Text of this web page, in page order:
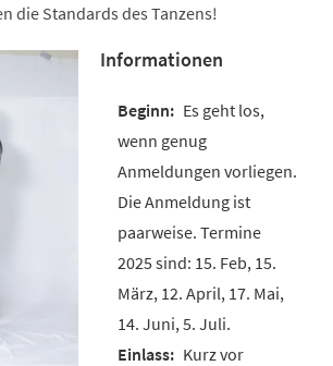
die Standards des Tanzens!
Informationen
Es geht los,
wenn genug
Anmeldungen vorliegen.
Die Anmeldung ist
paarweise. Termine
2025 sind: 15. Feb, 15.
März, 12. April, 17. Mai,
14. Juni, 5. Juli.
Kurz vor